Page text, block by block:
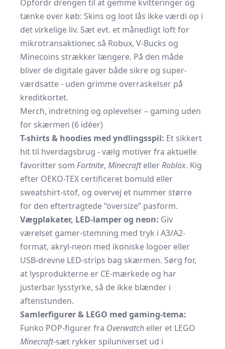
Opfordr drengen til at gemme kvitteringer og
tænke over køb: Skins og loot lås ikke værdi op i
det virkelige liv. Sæt evt. et månedligt loft for
mikrotransaktioner, så Robux, V-Bucks og
Minecoins strækker længere. På den måde
bliver de digitale gaver både sikre og super-
værdsatte - uden grimme overraskelser på
kreditkortet.
Merch, indretning og oplevelser – gaming uden
for skærmen (6 idéer)
T-shirts & hoodies med yndlingsspil: Et sikkert
hit til hverdagsbrug - vælg motiver fra aktuelle
favoritter som Fortnite, MinecraftellerRoblox. Kig
efter OEKO-TEX certificeret bomuld eller
sweatshirt-stof, og overvej et nummer større
for den eftertragtede “oversize” pasform.
Vægplakater, LED-lamper og neon: Giv
værelset gamer-stemning med tryk i A3/A2-
format, akryl-neon med ikoniske logoer eller
USB-drevne LED-strips bag skærmen. Sørg for,
at lysprodukterne er CE-mærkede og har
justerbar lysstyrke, så de ikke blænder i
aftenstunden.
Samlerfigurer & LEGO med gaming-tema:
Funko POP-figurer fra Overwatch eller et LEGO
Minecraft-sæt rykker spiluniverset ud i